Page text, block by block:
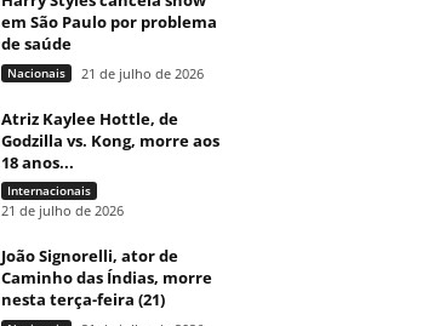
em São Paulo por problema
de saúde
Nacionais 21 de julho de 2026
Atriz Kaylee Hottle, de
Godzilla vs. Kong, morre aos
18 anos...
Internacionais
21 de julho de 2026
João Signorelli, ator de
Caminho das Índias, morre
nesta terça-feira (21)